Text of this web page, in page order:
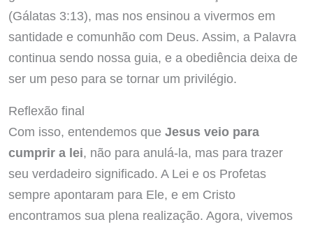
(Gálatas 3:13), mas nos ensinou a vivermos em
santidade e comunhão com Deus. Assim, a Palavra
continua sendo nossa guia, e a obediência deixa de
ser um peso para se tornar um privilégio.
Reflexão final
Com isso, entendemos que Jesus veio para
cumprir a lei, não para anulá-la, mas para trazer
seu verdadeiro significado. A Lei e os Profetas
sempre apontaram para Ele, e em Cristo
encontramos sua plena realização. Agora, vivemos